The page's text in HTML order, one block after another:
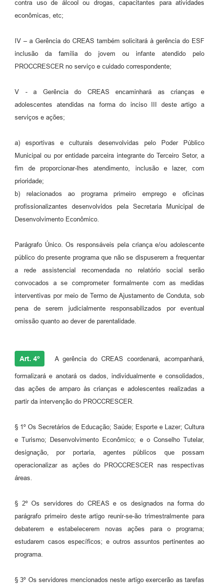
contra uso de álcool ou drogas, capacitantes para atividades
econômicas, etc;
IV – a Gerência do CREAS também solicitará à gerência do ESF
inclusão da família do jovem ou infante atendido pelo
PROCCRESCER no serviço e cuidado correspondente;
V - a Gerência do CREAS encaminhará as crianças e
adolescentes atendidas na forma do inciso III deste artigo a
serviços e ações;
a) esportivas e culturais desenvolvidas pelo Poder Público
Municipal ou por entidade parceira integrante do Terceiro Setor, a
fim de proporcionar-lhes atendimento, inclusão e lazer, com
prioridade;
b) relacionados ao programa primeiro emprego e oficinas
profissionalizantes desenvolvidos pela Secretaria Municipal de
Desenvolvimento Econômico.
Parágrafo Único. Os responsáveis pela criança e/ou adolescente
público do presente programa que não se dispuserem a frequentar
a rede assistencial recomendada no relatório social serão
convocados a se comprometer formalmente com as medidas
interventivas por meio de Termo de Ajustamento de Conduta, sob
pena de serem judicialmente responsabilizados por eventual
omissão quanto ao dever de parentalidade.
Art. 4º A gerência do CREAS coordenará, acompanhará,
formalizará e anotará os dados, individualmente e consolidados,
das ações de amparo às crianças e adolescentes realizadas a
partir da intervenção do PROCCRESCER.
§ 1º Os Secretários de Educação; Saúde; Esporte e Lazer; Cultura
e Turismo; Desenvolvimento Econômico; e o Conselho Tutelar,
designação, por portaria, agentes públicos que possam
operacionalizar as ações do PROCCRESCER nas respectivas
áreas.
§ 2º Os servidores do CREAS e os designados na forma do
parágrafo primeiro deste artigo reunir-se-ão trimestralmente para
debaterem e estabelecerem novas ações para o programa;
estudarem casos específicos; e outros assuntos pertinentes ao
programa.
§ 3º Os servidores mencionados neste artigo exercerão as tarefas